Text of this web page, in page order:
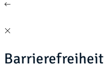
Barrierefreiheit